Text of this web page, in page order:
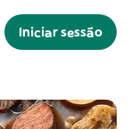
Iniciar sessão